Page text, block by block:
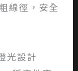
線徑，安全
光設計